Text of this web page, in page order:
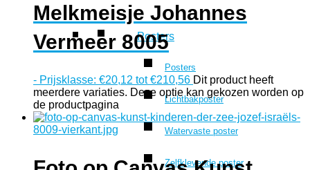
Posters
Posters
Lichtbakposter
Watervaste poster
Zelfklevende poster
Melkmeisje Johannes
Vermeer 8005
- Prijsklasse: €20,12 tot €210,56 Dit product heeft
meerdere variaties. Deze optie kan gekozen worden op
de productpagina